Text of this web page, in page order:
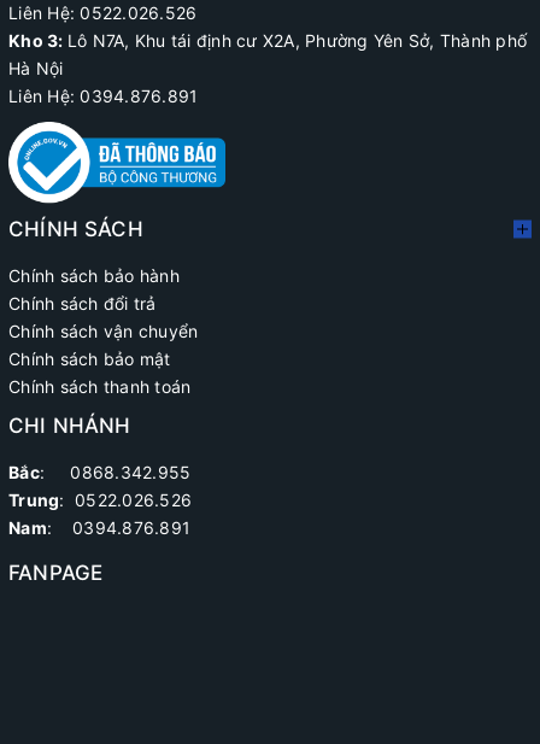
Liên Hệ:0522.026.526
Kho 3: Lô N7A, Khu tái định cư X2A, Phường Yên Sở, Thành phố
Hà Nội
Liên Hệ: 0394.876.891
CHÍNH SÁCH
Chính sách bảo hành
Chính sách đổi trả
Chính sách vận chuyển
Chính sách bảo mật
Chính sách thanh toán
CHI NHÁNH
Bắc: 0868.342.955
Trung: 0522.026.526
Nam: 0394.876.891
FANPAGE